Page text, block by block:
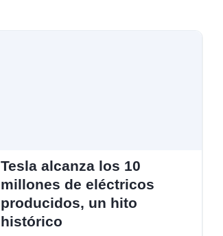
Tesla alcanza los 10
millones de eléctricos
producidos, un hito
histórico